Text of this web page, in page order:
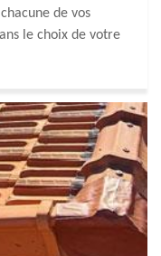
de vos
le choix de votre